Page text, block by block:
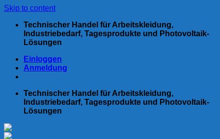
Skip to content
Technischer Handel für Arbeitskleidung,
Industriebedarf, Tagesprodukte und Photovoltaik-
Lösungen
Einloggen
Anmeldung
Technischer Handel für Arbeitskleidung,
Industriebedarf, Tagesprodukte und Photovoltaik-
Lösungen